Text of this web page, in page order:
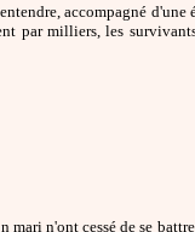
accompagné d'une
par milliers, les survivants
n'ont cessé de se